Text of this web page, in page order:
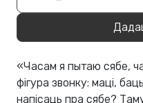
«Часам я пытаю сябе,
фігура звонку: маці,
напісаць пра сябе?